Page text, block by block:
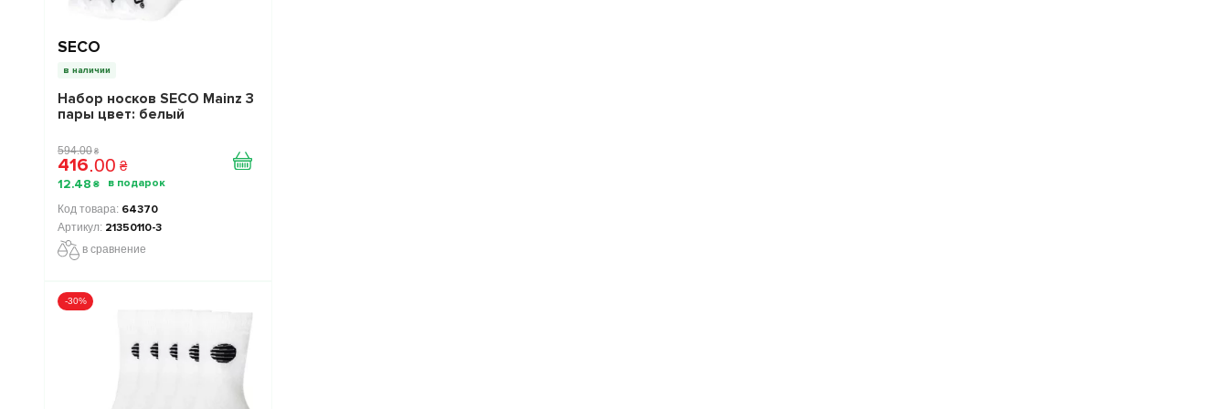
SECO
в наличии
Набор носков SECO Mainz 3
пары цвет: белый
594.00 ₴
416.00 ₴
12.48 ₴
64370
21350110-3
в сравнение
-30%